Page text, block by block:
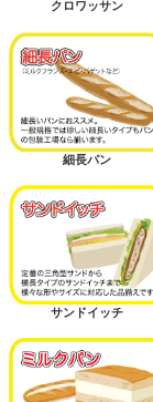
クロワッサン
細長パン
サンドイッチ